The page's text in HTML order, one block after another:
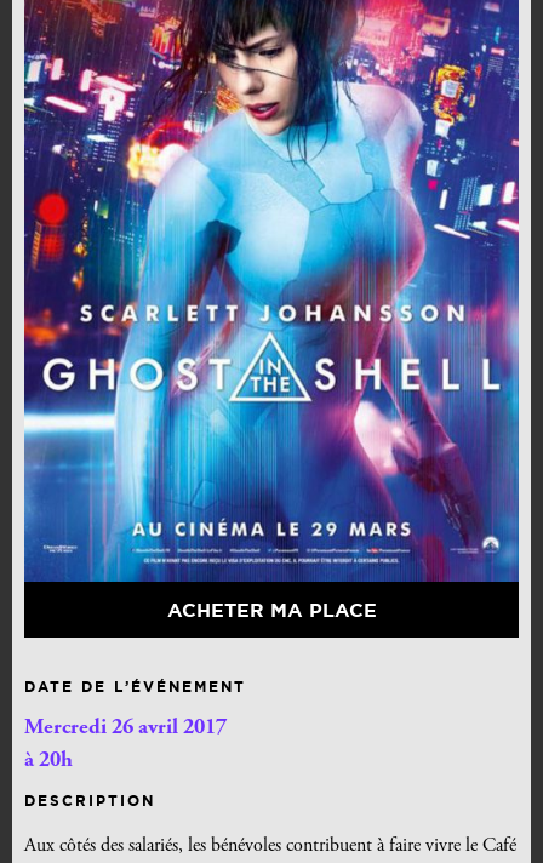
ACHETER MA PLACE
DATE DE L’ÉVÉNEMENT
Mercredi 26 avril 2017
à 20h
DESCRIPTION
Aux côtés des salariés, les bénévoles contribuent à faire vivre le Café